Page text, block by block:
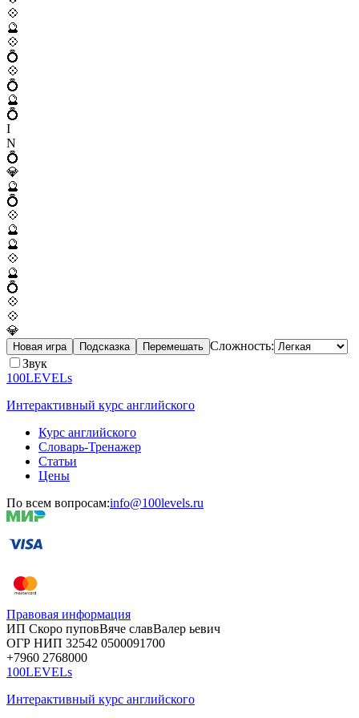
💠
🔮
💠
💍
💠
💍
🔮
💍
I
N
💍
💎
🔮
💍
💠
🔮
🔮
💠
🔮
💍
💠
💠
💎
Новая игра Подсказка Перемешать Сложность:
Звук
100LEVELs
Интерактивный курс английского
Курс английского
Словарь-Тренажер
Статьи
Цены
По всем вопросам:info@100levels.ru
Правовая информация
ИП Скоро пуповВяче славВалер ьевич
ОГР НИП 32542 0500091700
+7960 2768000
100LEVELs
Интерактивный курс английского